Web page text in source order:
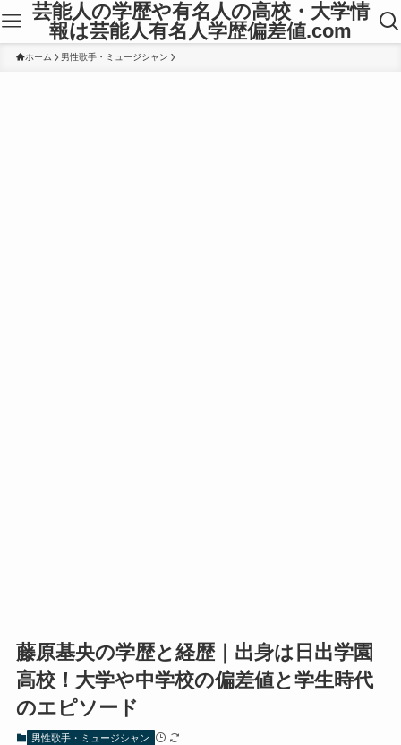
芸能人の学歴や有名人の高校・大学情
報は芸能人有名人学歴偏差値.com
ホーム 男性歌手・ミュージシャン
藤原基央の学歴と経歴｜出身は日出学園
高校！大学や中学校の偏差値と学生時代
のエピソード
男性歌手・ミュージシャン